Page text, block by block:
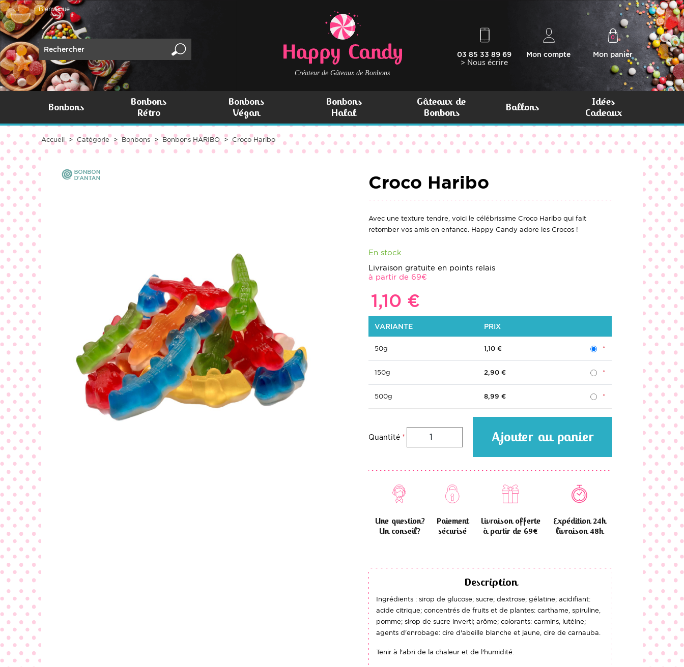
Bienvenue
Créateur de Gâteaux de Bonbons
03 85 33 89 69
> Nous écrire
Mon compte Mon panier
0
Bonbons
Bonbons
Rétro
Bonbons
Végan
Bonbons
Halal
Gâteaux de
Bonbons
Ballons
Idées
Cadeaux
Accueil Catégorie Bonbons Bonbons HARIBO Croco Haribo
Croco Haribo
Avec une texture tendre, voici le célébrissime Croco Haribo qui fait
retomber vos amis en enfance. Happy Candy adore les Crocos !
En stock
Livraison gratuite en points relais
à partir de 69€
1,10 €
VARIANTE PRIX
50g 1,10 €
150g 2,90 €
500g 8,99 €
Quantité Ajouter au panier
Une question?
Un conseil?
Paiement
sécurisé
Livraison offerte
à partir de 69€
Expédition 24h
livraison 48h
Description
Ingrédients : sirop de glucose; sucre; dextrose; gélatine; acidifiant:
acide citrique; concentrés de fruits et de plantes: carthame, spiruline,
pomme; sirop de sucre inverti; arôme; colorants: carmins, lutéine;
agents d'enrobage: cire d'abeille blanche et jaune, cire de carnauba.
Tenir à l'abri de la chaleur et de l'humidité.